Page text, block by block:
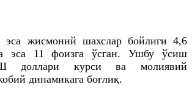
эса жисмоний шахслар бойлиги 4,6
эса 11 фоизга ўсган. Ушбу ўсиш
доллари курси ва молиявий
динамикага боғлиқ.